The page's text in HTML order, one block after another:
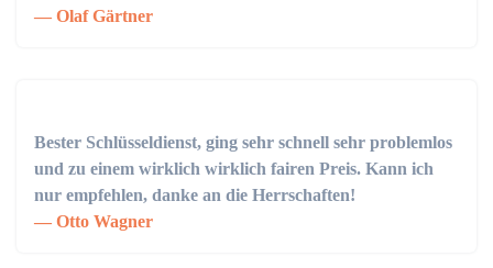
Olaf Gärtner
Bester Schlüsseldienst, ging sehr schnell sehr problemlos
und zu einem wirklich wirklich fairen Preis. Kann ich
nur empfehlen, danke an die Herrschaften!
Otto Wagner